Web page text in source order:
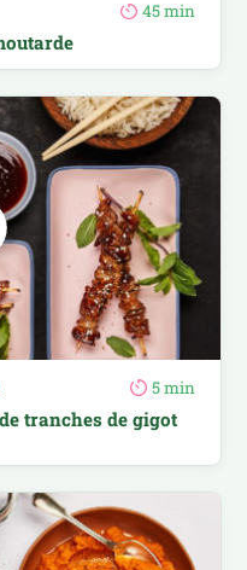
45 min
5 min
tranches de gigot